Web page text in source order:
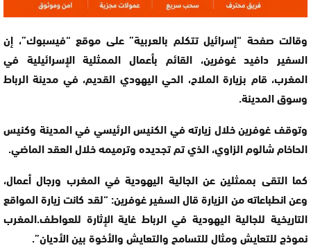
وقالت صفحة “إسرائيل تتكلم بالعربية” على موقع “فيسبوك”، إن
السفير دافيد غوفرين، القائم بأعمال الممثلية الإسرائيلية في
المغرب، قام بزيارة الملاح، الحي اليهودي القديم، في مدينة الرباط
وسوق المدينة.
وتوقف غوفرين خلال زيارته في الكنيس الرئيسي في المدينة وكنيس
الحاخام شالوم الزاوي، الذي تم تجديده وترميمه خلال العقد الماضي.
كما التقى بممثلين عن الجالية اليهودية في المغرب ورجال أعمال،
وعن انطباعاته من الزيارة قال السفير غوفرين: “لقد كانت زيارة المواقع
التاريخية للجالية اليهودية في الرباط غاية الإثارة للعواطف.المغرب
نموذج للتعايش ومثال للتسامح والتعايش والأخوة بين الأديان”.